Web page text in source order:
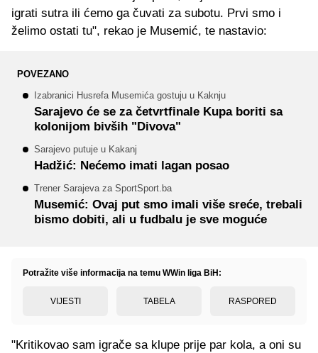
igrati sutra ili ćemo ga čuvati za subotu. Prvi smo i
želimo ostati tu", rekao je Musemić, te nastavio:
POVEZANO
Izabranici Husrefa Musemića gostuju u Kaknju
Sarajevo će se za četvrtfinale Kupa boriti sa
kolonijom bivših "Divova"
Sarajevo putuje u Kakanj
Hadžić: Nećemo imati lagan posao
Trener Sarajeva za SportSport.ba
Musemić: Ovaj put smo imali više sreće, trebali
bismo dobiti, ali u fudbalu je sve moguće
Potražite više informacija na temu WWin liga BiH:
VIJESTI TABELA RASPORED
"Kritikovao sam igrače sa klupe prije par kola, a oni su